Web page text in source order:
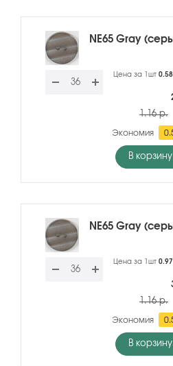
NE65 Gray
Цена за 1шт
1.16 р.
Экономия
В корзину
NE65 Gray
Цена за 1шт
1.16 р.
Экономия
В корзину